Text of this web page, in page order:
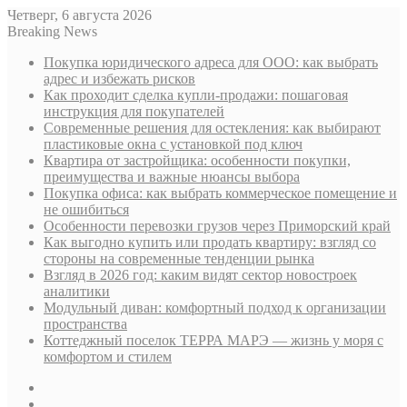
Четверг, 6 августа 2026
Breaking News
Покупка юридического адреса для ООО: как выбрать
адрес и избежать рисков
Как проходит сделка купли-продажи: пошаговая
инструкция для покупателей
Современные решения для остекления: как выбирают
пластиковые окна с установкой под ключ
Квартира от застройщика: особенности покупки,
преимущества и важные нюансы выбора
Покупка офиса: как выбрать коммерческое помещение и
не ошибиться
Особенности перевозки грузов через Приморский край
Как выгодно купить или продать квартиру: взгляд со
стороны на современные тенденции рынка
Взгляд в 2026 год: каким видят сектор новостроек
аналитики
Модульный диван: комфортный подход к организации
пространства
Коттеджный поселок ТЕРРА МАРЭ — жизнь у моря с
комфортом и стилем